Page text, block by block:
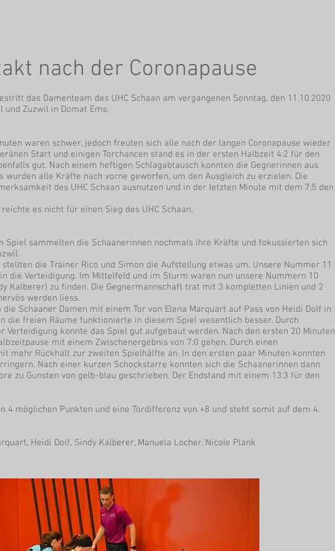
nach der Coronapause
das Damenteam des UHC Schaan am vergangenen Sonntag, den 11.10.2020
Zuzwil in Domat Ems.
waren schwer, jedoch freuten sich alle nach der langen Coronapause wieder
Start und einigen Torchancen stand es in der ersten Halbzeit 4:2 für den
gut. Nach einem heftigen Schlagabtausch konnten die Gegnerinnen aus
wurden alle Kräfte nach vorne geworfen, um den Ausgleich zu erzielen. Die
des UHC Schaan ausnutzen und in der letzten Minute mit dem 7:5 den
es nicht für einen Sieg des UHC Schaan.
Spiel sammelten die Schaanerinnen nochmals ihre Kräfte und fokussierten sich
die Trainer Rico und Simon die Aufstellung etwas um. Unsere Nummer 11
die Verteidigung. Im Mittelfeld und im Sturm waren nun unsere Nummern 10
Kalberer) zu finden. Die Gegnermannschaft trat mit 3 kompletten Linien und 2
werden liess.
Schaaner Damen mit einem Tor von Elena Marquart auf Pass von Heidi Dolf in
die freien Räume funktionierte in diesem Spiel wesentlich besser. Durch
Verteidigung konnte das Spiel gut aufgebaut werden. Nach den ersten 20 Minuten
mit einem Zwischenergebnis von 7:0 gehen. Durch einen
mehr Rückhalt zur zweiten Spielhälfte an. In den ersten paar Minuten konnten
Nach einer kurzen Schockstarre konnten sich die Schaanerinnen dann
zu Gunsten von gelb-blau geschrieben. Der Endstand mit einem 13:3 für den
4 möglichen Punkten und eine Tordifferenz von +8 und steht somit auf dem 4.
Heidi Dolf, Sindy Kalberer, Manuela Locher, Nicole Plank